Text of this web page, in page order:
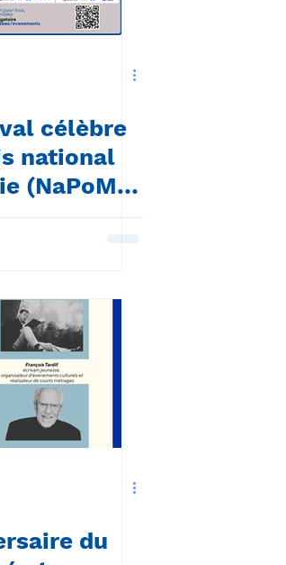
célèbre
national
(NaPoMo)
du